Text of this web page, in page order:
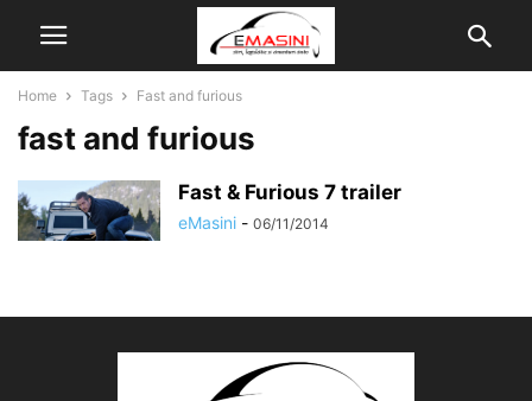
Home Tags Fast and furious
fast and furious
Fast & Furious 7 trailer
eMasini - 06/11/2014